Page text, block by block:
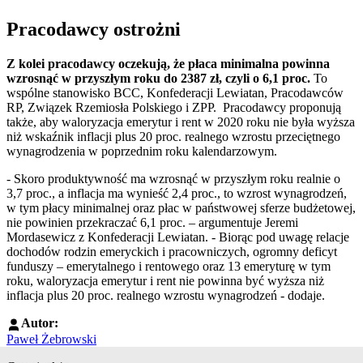
Pracodawcy ostrożni
Z kolei pracodawcy oczekują, że płaca minimalna powinna
wzrosnąć w przyszłym roku do 2387 zł, czyli o 6,1 proc. To
wspólne stanowisko BCC, Konfederacji Lewiatan, Pracodawców
RP, Związek Rzemiosła Polskiego i ZPP. Pracodawcy proponują
także, aby waloryzacja emerytur i rent w 2020 roku nie była wyższa
niż wskaźnik inflacji plus 20 proc. realnego wzrostu przeciętnego
wynagrodzenia w poprzednim roku kalendarzowym.
- Skoro produktywność ma wzrosnąć w przyszłym roku realnie o
3,7 proc., a inflacja ma wynieść 2,4 proc., to wzrost wynagrodzeń,
w tym płacy minimalnej oraz płac w państwowej sferze budżetowej,
nie powinien przekraczać 6,1 proc. – argumentuje Jeremi
Mordasewicz z Konfederacji Lewiatan. - Biorąc pod uwagę relacje
dochodów rodzin emeryckich i pracowniczych, ogromny deficyt
funduszy – emerytalnego i rentowego oraz 13 emeryturę w tym
roku, waloryzacja emerytur i rent nie powinna być wyższa niż
inflacja plus 20 proc. realnego wzrostu wynagrodzeń - dodaje.
Autor:
Paweł Żebrowski